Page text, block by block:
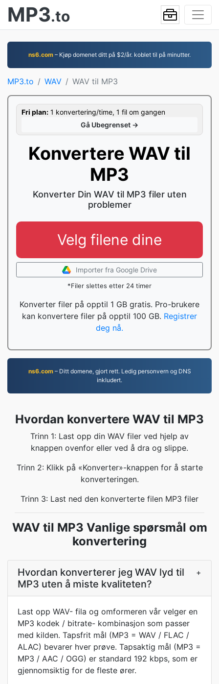
MP3.to
ns6.com – Kjøp domenet ditt på $2/år. koblet til på minutter.
MP3.to WAV WAV til MP3
Fri plan: 1 konvertering/time, 1 fil om gangen
Gå Ubegrenset →
Konvertere WAV til
MP3
Konverter Din WAV til MP3 filer uten
problemer
Velg filene dine
Importer fra Google Drive
*Filer slettes etter 24 timer
Konverter filer på opptil 1 GB gratis. Pro-brukere
kan konvertere filer på opptil 100 GB. Registrer
deg nå.
ns6.com– Ditt domene, gjort rett. Ledig personvern og DNS
inkludert.
Hvordan konvertere WAV til MP3
Trinn 1: Last opp din WAV filer ved hjelp av
knappen ovenfor eller ved å dra og slippe.
Trinn 2: Klikk på «Konverter»-knappen for å starte
konverteringen.
Trinn 3: Last ned den konverterte filen MP3 filer
WAV til MP3 Vanlige spørsmål om
konvertering
Hvordan konverterer jeg WAV lyd til
MP3 uten å miste kvaliteten?
+
Last opp WAV- fila og omformeren vår velger en
MP3 kodek / bitrate- kombinasjon som passer
med kilden. Tapsfrit mål (MP3 = WAV / FLAC /
ALAC) bevarer hver prøve. Tapsaktig mål (MP3 =
MP3 / AAC / OGG) er standard 192 kbps, som er
gjennomsiktig for de fleste ører.